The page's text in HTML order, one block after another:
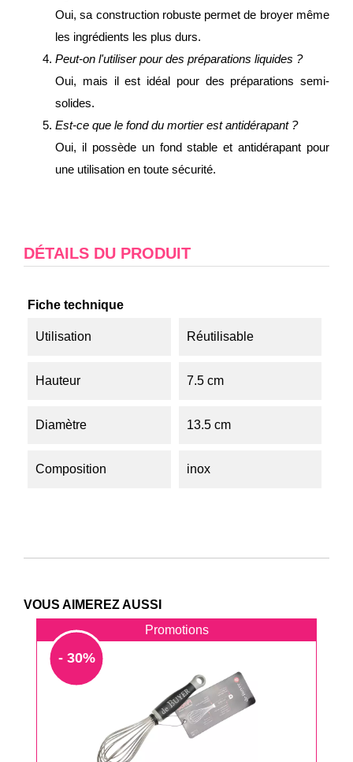
Oui, sa construction robuste permet de broyer même
les ingrédients les plus durs.
Peut-on l'utiliser pour des préparations liquides ?
Oui, mais il est idéal pour des préparations semi-
solides.
Est-ce que le fond du mortier est antidérapant ?
Oui, il possède un fond stable et antidérapant pour
une utilisation en toute sécurité.
DÉTAILS DU PRODUIT
Fiche technique
Utilisation Réutilisable
Hauteur 7.5 cm
Diamètre 13.5 cm
Composition inox
VOUS AIMEREZ AUSSI
Promotions
- 30%